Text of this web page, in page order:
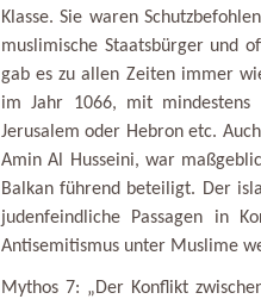
Klasse. Sie waren
muslimische Staatsbürger und
gab es zu allen Zeiten immer
im Jahr 1066, mit mindestens
Jerusalem oder Hebron etc.
Amin Al Husseini, war
Balkan führend beteiligt. Der
judenfeindliche Passagen in
Antisemitismus unter Muslime
Mythos 7: „Der Konflikt